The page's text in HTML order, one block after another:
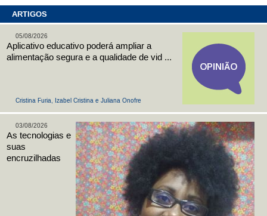
ARTIGOS
Cristina Furia, Izabel Cristina e Juliana Onofre
05/08/2026
Aplicativo educativo poderá ampliar a
alimentação segura e a qualidade de vid ...
03/08/2026
As tecnologias e
suas
encruzilhadas